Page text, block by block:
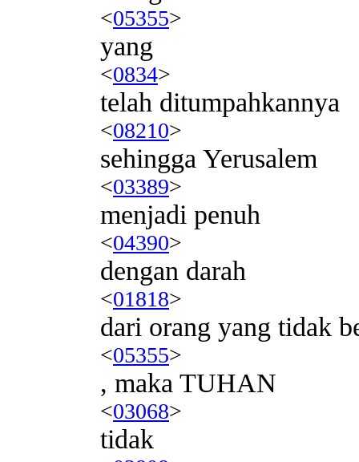
<05355>
yang
<0834>
telah ditumpahkannya
<08210>
sehingga Yerusalem
<03389>
menjadi penuh
<04390>
dengan darah
<01818>
dari orang yang tidak
<05355>
, maka TUHAN
<03068>
tidak